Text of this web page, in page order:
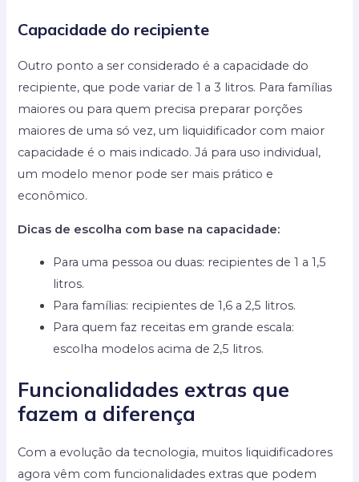
Capacidade do recipiente
Outro ponto a ser considerado é a capacidade do
recipiente, que pode variar de 1 a 3 litros. Para famílias
maiores ou para quem precisa preparar porções
maiores de uma só vez, um liquidificador com maior
capacidade é o mais indicado. Já para uso individual,
um modelo menor pode ser mais prático e
econômico.
Dicas de escolha com base na capacidade:
Para uma pessoa ou duas: recipientes de 1 a 1,5
litros.
Para famílias: recipientes de 1,6 a 2,5 litros.
Para quem faz receitas em grande escala:
escolha modelos acima de 2,5 litros.
Funcionalidades extras que
fazem a diferença
Com a evolução da tecnologia, muitos liquidificadores
agora vêm com funcionalidades extras que podem